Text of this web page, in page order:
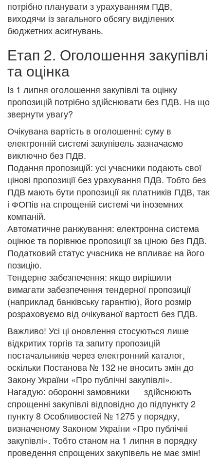
потрібно планувати з урахуванням ПДВ,
виходячи із загального обсягу виділених
бюджетних асигнувань.
Етап 2. Оголошення закупівлі
та оцінка
Із 1 липня оголошення закупівлі та оцінку
пропозицій потрібно здійснювати без ПДВ. На що
звернути увагу?
Очікувана вартість в оголошенні: суму в
електронній системі закупівель зазначаємо
виключно без ПДВ.
Подання пропозицій: усі учасники подають свої
цінові пропозиції без урахування ПДВ. Тобто без
ПДВ мають бути пропозиції як платників ПДВ, так
і ФОПів на спрощеній системі чи іноземних
компаній.
Автоматичне ранжування: електронна система
оцінює та порівнює пропозиції за ціною без ПДВ.
Податковий статус учасника не впливає на його
позицію.
Тендерне забезпечення: якщо вирішили
вимагати забезпечення тендерної пропозиції
(наприклад банківську гарантію), його розмір
розраховуємо від очікуваної вартості без ПДВ.
Важливо! Усі ці оновлення стосуються лише
відкритих торгів та запиту пропозицій
постачальників через електронний каталог,
оскільки Постанова № 132 не вносить змін до
Закону України «Про публічні закупівлі».
Нагадую: оборонні замовники здійснюють
спрощенні закупівлі відповідно до підпункту 2
пункту 8 Особливостей № 1275 у порядку,
визначеному Законом України «Про публічні
закупівлі». Тобто станом на 1 липня в порядку
проведення спрощених закупівель не має змін!